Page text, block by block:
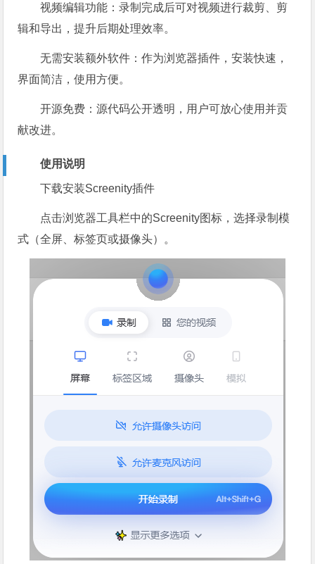
视频编辑功能：录制完成后可对视频进行裁剪、剪
辑和导出，提升后期处理效率。
无需安装额外软件：作为浏览器插件，安装快速，
界面简洁，使用方便。
开源免费：源代码公开透明，用户可放心使用并贡
献改进。
使用说明
下载安装Screenity插件
点击浏览器工具栏中的Screenity图标，选择录制模
式（全屏、标签页或摄像头）。